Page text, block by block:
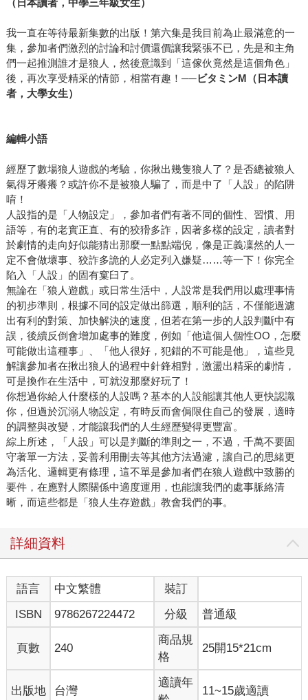
我一直在等待最新集數的出版！第六集是我目前為止最滿意的一
集，參加者們激烈的討論和討價還價讓我緊張不已，先是和主角
們一起推測誰才是狼人，然後意​​識到「這傢伙竟然是這個角色」
後，再次享受精采的情節，相當有趣！──ビタミンM（日本讀
者，大學女生）
編輯小語
經歷了數場狼人遊戲的考驗，你揪出幾隻狼人了？是否總被狼人
氣得牙癢癢？或許你不是被狼人騙了，而是中了「人設」的陷阱
唷！
人設指的是「人物設定」，參加者們有著不同的個性、習慣、用
語等，有的老實正直、有的狡猾多詐，因著多樣的設定，讀者對
於劇情的走向好似能猜出那麼一點點端倪，像是正義凜然的人一
定不會做壞事、狡詐多詭的人必定列入嫌疑……等一下！你完全
陷入「人設」的固有窠臼了。
無論在「狼人遊戲」或日常生活中，人設常是我們用以處理事情
的初步準則，根據不同的設定做出篩選，順利的話，不僅能過濾
出有利的對策、加快解決的速度，但若在第一步的人設判斷中有
誤，後續反倒會增加處事的難度，例如「他這個人個性OO，怎麼
可能做出這種事」、「他人很好，犯錯的不可能是他」，這些見
解讓參加者在揪出狼人的過程中針鋒相對，激盪出精采的劇情，
可是換作在生活中，可就沒那麼好玩了！
你想過你給人什麼樣的人設嗎？基本的人設能讓其他人更快認識
你，但過於沉溺人物設定，有時反而會侷限住自己的發展，適時
的調整與改變，才能讓我們的人生經歷變得更豐富。
綜上所述，「人設」可以是判斷的準則之一，不過，千萬不要固
守著單一方法，妥善利用刪去等其他方法過濾，讓自己的思緒更
為活化、邏輯更有條理，這不單是參加者們在狼人遊戲中致勝的
要件，在應對人際關係中適度運用，也能讓我們的處事脈絡清
晰，而這些都是「狼人生存遊戲」教會我們的事。
詳細資料
語言 中文繁體
裝訂
ISBN
9786267224472 分級 普通級
頁數 240
商品規
格
25開15*21cm
出版地 台灣
適讀年
11~15歲適讀